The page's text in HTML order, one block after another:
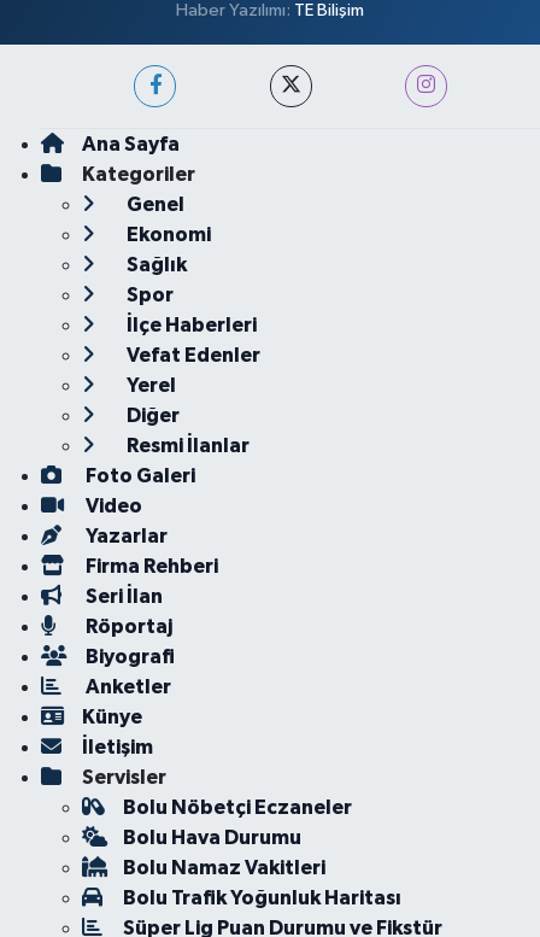
Haber Yazılımı: TE Bilişim
Ana Sayfa
Kategoriler
Genel
Ekonomi
Sağlık
Spor
İlçe Haberleri
Vefat Edenler
Yerel
Diğer
Resmi İlanlar
Foto Galeri
Video
Yazarlar
Firma Rehberi
Seri İlan
Röportaj
Biyografi
Anketler
Künye
İletişim
Servisler
Bolu Nöbetçi Eczaneler
Bolu Hava Durumu
Bolu Namaz Vakitleri
Bolu Trafik Yoğunluk Haritası
Süper Lig Puan Durumu ve Fikstür